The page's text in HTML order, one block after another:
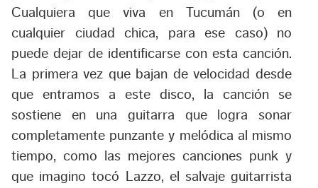
Cualquiera que viva en Tucumán (o en
cualquier ciudad chica, para ese caso) no
puede dejar de identificarse con esta canción.
La primera vez que bajan de velocidad desde
que entramos a este disco, la canción se
sostiene en una guitarra que logra sonar
completamente punzante y melódica al mismo
tiempo, como las mejores canciones punk y
que imagino tocó Lazzo, el salvaje guitarrista